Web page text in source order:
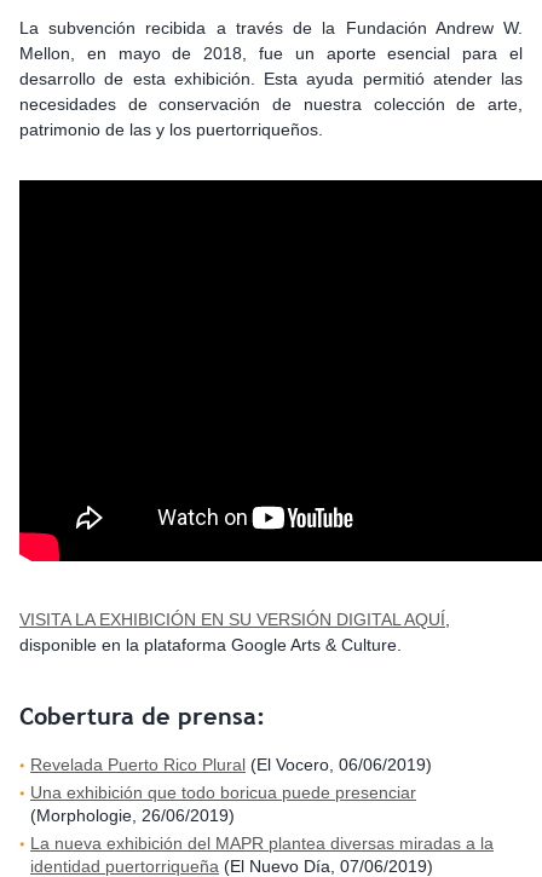
La subvención recibida a través de la Fundación Andrew W.
Mellon, en mayo de 2018, fue un aporte esencial para el
desarrollo de esta exhibición. Esta ayuda permitió atender las
necesidades de conservación de nuestra colección de arte,
patrimonio de las y los puertorriqueños.
VISITA LA EXHIBICIÓN EN SU VERSIÓN DIGITAL AQUÍ
disponible en la plataforma Google Arts & Culture.
Cobertura de prensa:
Revelada Puerto Rico Plural (El Vocero, 06/06/2019)
Una exhibición que todo boricua puede presenciar
(Morphologie, 26/06/2019)
La nueva exhibición del MAPR plantea diversas miradas a la
identidad puertorriqueña (El Nuevo Día, 07/06/2019)